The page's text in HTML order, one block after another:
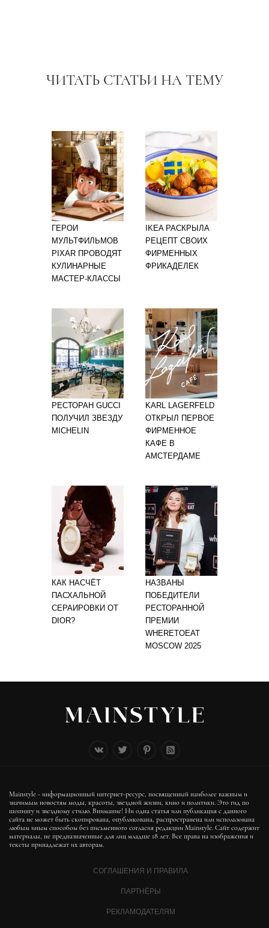
ЧИТАТЬ СТАТЬИ НА ТЕМУ
ГЕРОИ
МУЛЬТФИЛЬМОВ
PIXAR ПРОВОДЯТ
КУЛИНАРНЫЕ
МАСТЕР-КЛАССЫ
IKEA РАСКРЫЛА
РЕЦЕПТ СВОИХ
ФИРМЕННЫХ
ФРИКАДЕЛЕК
РЕСТОРАН GUCCI
ПОЛУЧИЛ ЗВЕЗДУ
MICHELIN
KARL LAGERFELD
ОТКРЫЛ ПЕРВОЕ
ФИРМЕННОЕ
КАФЕ В
АМСТЕРДАМЕ
КАК НАСЧЁТ
ПАСХАЛЬНОЙ
СЕРАИРОВКИ ОТ
DIOR?
НАЗВАНЫ
ПОБЕДИТЕЛИ
РЕСТОРАННОЙ
ПРЕМИИ
WHERETOEAT
MOSCOW 2025
Mainstyle - информационный интернет-ресурс, посвященный наиболее важным и
значимым новостям моды, красоты, звездной жизни, кино и политики. Это гид по
шопингу и звездному стилю. Внимание! Ни одна статья или публикация с данного
сайта не может быть скопирована, опубликована, распространена или использована
любым иным способом без письменного согласия редакции Mainstyle. Сайт содержит
материалы, не предназначенные для лиц младше 18 лет. Все права на изображения и
тексты принадлежат их авторам.
СОГЛАШЕНИЯ И ПРАВИЛА
ПАРТНЁРЫ
РЕКЛАМОДАТЕЛЯМ